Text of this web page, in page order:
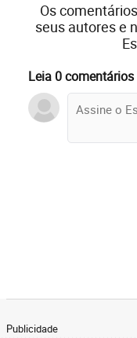
Os
seus autores e
Leia 0 comentários
Publicidade